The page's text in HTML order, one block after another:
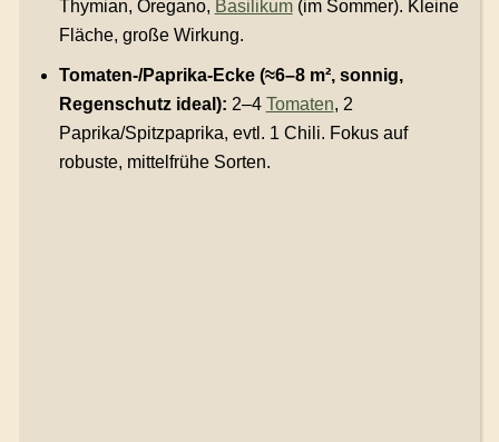
Thymian, Oregano, Basilikum(im Sommer). Kleine
Fläche, große Wirkung.
Tomaten-/Paprika-Ecke (≈6–8 m², sonnig,
Regenschutz ideal): 2–4 Tomaten, 2
Paprika/Spitzpaprika, evtl. 1 Chili. Fokus auf
robuste, mittelfrühe Sorten.